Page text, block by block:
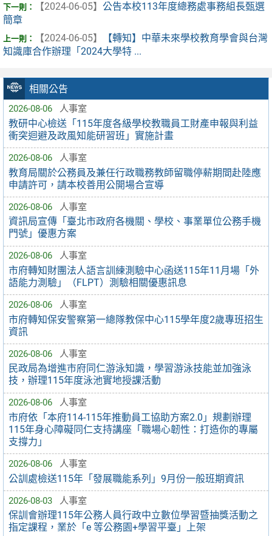
相關公告
2026-08-06 人事室
教研中心檢送「115年度各級學校教職員工財產申報與利益
衝突迴避及政風知能研習班」實施計畫
2026-08-06 人事室
教育局關於公務員及兼任行政職務教師留職停薪期間赴陸應
申請許可，請本校善用公開場合宣導
2026-08-06 人事室
資訊局宣傳「臺北市政府各機關、學校、事業單位公務手機
門號」優惠方案
2026-08-06 人事室
市府轉知財團法人語言訓練測驗中心函送115年11月場「外
語能力測驗」（FLPT）測驗相關優惠訊息
2026-08-06 人事室
市府轉知保安警察第一總隊教保中心115學年度2歲專班招生
資訊
2026-08-06 人事室
民政局為增進市府同仁游泳知識，學習游泳技能並加強泳
技，辦理115年度泳池實地授課活動
2026-08-06 人事室
市府依「本府114-115年推動員工協助方案2.0」規劃辦理
115年身心障礙同仁支持講座「職場心韌性：打造你的專屬
支撐力」
2026-08-06 人事室
公訓處檢送115年「發展職能系列」9月份一般班期資訊
2026-08-03 人事室
保訓會辦理115年公務人員行政中立數位學習暨抽獎活動之
指定課程，業於「e 等公務園+學習平臺」上架
【2024-06-05】 公告本校113年度總務處事務組長甄選
簡章
【2024-06-05】
【轉知】中華未來學校教育學會與台灣
知識庫合作辦理「2024大學特 ...